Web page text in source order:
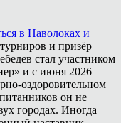
в Наволоках и
и призёр
стал участником
и с июня 2026
оздоровительном
он не
городах. Иногда